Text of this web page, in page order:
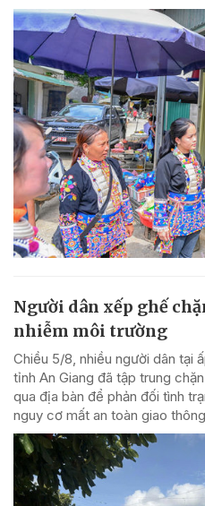
Người dân xếp ghế
nhiễm môi trường
Chiều 5/8, nhiều người dân tại
tỉnh An Giang đã tập trung
qua địa bàn để phản đối tình
nguy cơ mất an toàn giao